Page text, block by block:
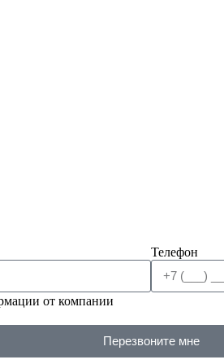
Телефон
от компании
Перезвоните мне